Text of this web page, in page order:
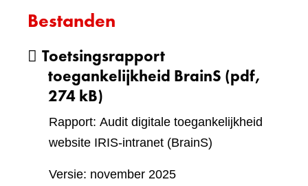
Bestanden
Toetsingsrapport
toegankelijkheid BrainS (pdf,
274 kB)
Rapport: Audit digitale toegankelijkheid
website IRIS-intranet (BrainS)
Versie: november 2025